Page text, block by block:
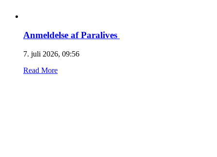
Anmeldelse af Paralives
7. juli 2026, 09:56
Read More